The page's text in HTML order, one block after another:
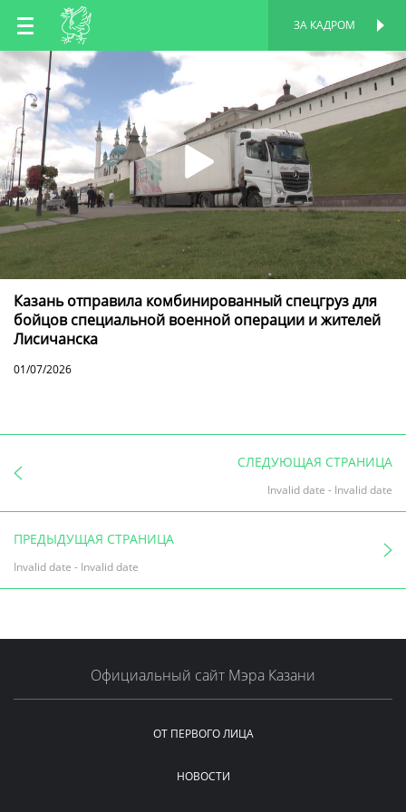
RU
TT
ЗА КАДРОМ
Казань отправила комбинированный спецгруз для
бойцов специальной военной операции и жителей
Лисичанска
01/07/2026
СЛЕДУЮЩАЯ СТРАНИЦА
Invalid date - Invalid date
ПРЕДЫДУЩАЯ СТРАНИЦА
Invalid date - Invalid date
Официальный сайт Мэра Казани
ОТ ПЕРВОГО ЛИЦА
НОВОСТИ
ПЕРСОНАЛЬНАЯ
СТРАНИЦА